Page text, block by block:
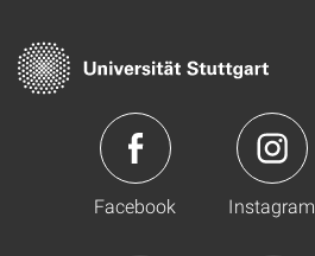
Facebook Instagram